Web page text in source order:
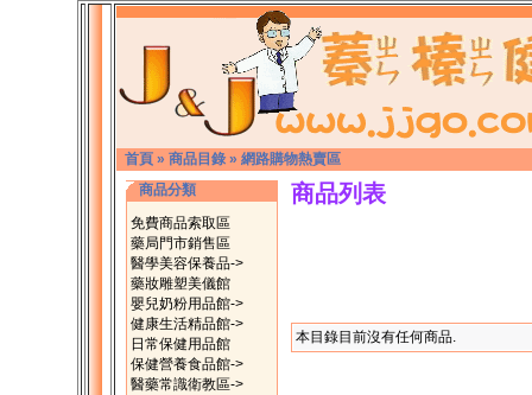
首頁 » 商品目錄 » 網路購物熱賣區
商品分類
免費商品索取區
藥局門市銷售區
醫學美容保養品->
藥妝雕塑美儀館
嬰兒奶粉用品館->
健康生活精品館->
日常保健用品館
保健營養食品館->
醫藥常識衛教區->
商品列表
本目錄目前沒有任何商品.